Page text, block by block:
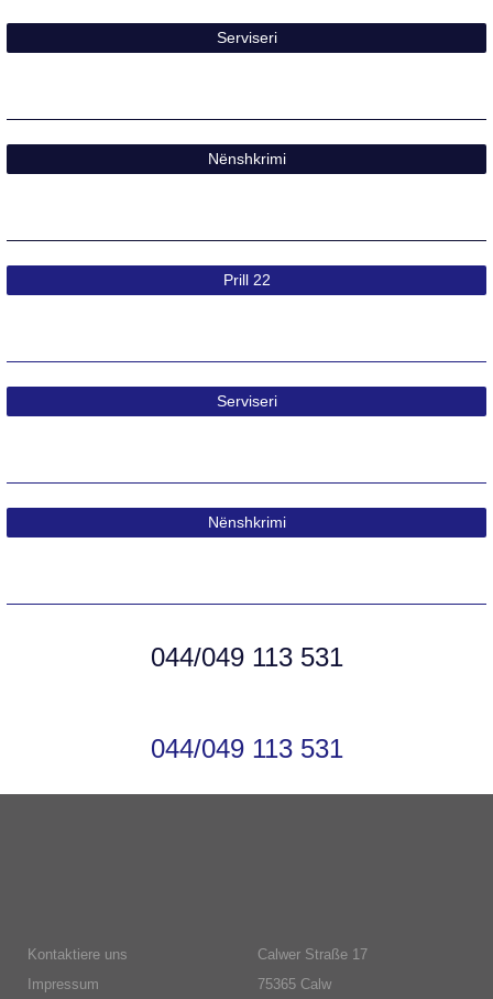
Serviseri
Nënshkrimi
Prill 22​
Serviseri
Nënshkrimi​
044/049 113 531
044/049 113 531
Kontaktiere uns
Impressum
Calwer Straße 17
75365 Calw